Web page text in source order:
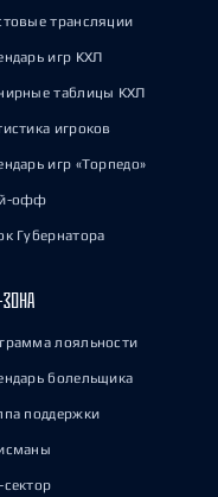
трансляции
игр КХЛ
таблицы КХЛ
игроков
игр «Торпедо»
офф
Губернатора
лояльности
болельщика
поддержки